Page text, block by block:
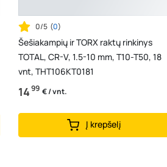
0/5 (0)
Šešiakampių ir TORX raktų rinkinys
TOTAL, CR-V, 1.5-10 mm, T10-T50, 18
vnt, THT106KT0181
1499 € / vnt.
Į krepšelį